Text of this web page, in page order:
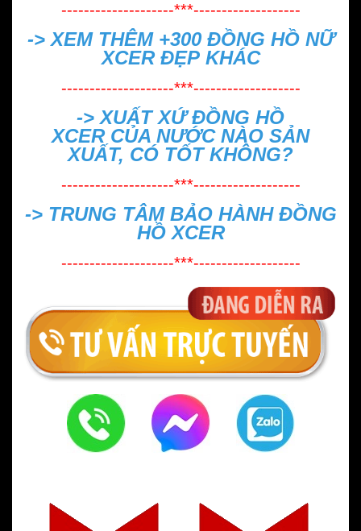
--------------------***-------------------
-> XEM THÊM +300 ĐỒNG HỒ NỮ
XCER ĐẸPKHÁC
--------------------***-------------------
->XUẤT XỨ ĐỒNG HỒ
XCER CỦA NƯỚC NÀO SẢN
XUẤT, CÓ TỐT KHÔNG?
--------------------***-------------------
-> TRUNG TÂM BẢO HÀNH ĐỒNG
HỒ XCER
--------------------***-------------------